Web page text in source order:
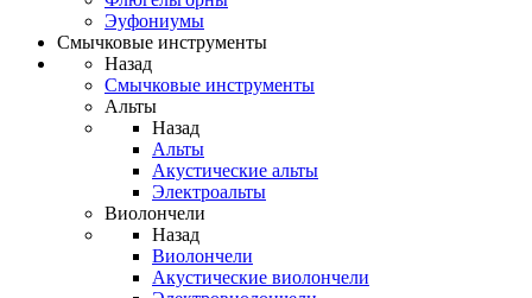
Эуфониумы
Смычковые инструменты
Назад
Смычковые инструменты
Альты
Назад
Альты
Акустические альты
Электроальты
Виолончели
Назад
Виолончели
Акустические виолончели